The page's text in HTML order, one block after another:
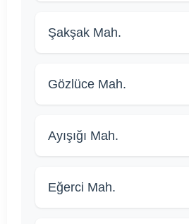
Şakşak Mah.
Gözlüce Mah.
Ayışığı Mah.
Eğerci Mah.